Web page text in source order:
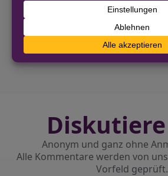
Drei versuchte Einbrüche in
Geschäftshaus in Düren
Kind (3) bei Verkehrsunfall
Anonym und ganz ohne
Alle Kommentare werden von
Vorfeld geprüft.